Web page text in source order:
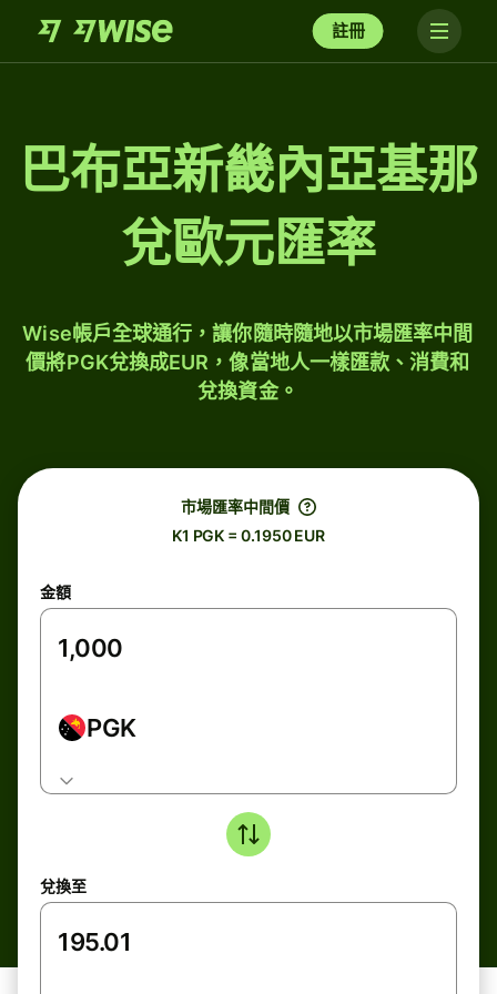
註冊
巴布亞新畿內亞基那
兌歐元匯率
Wise帳戶全球通行，讓你隨時隨地以市場匯率中間
價將PGK兌換成EUR，像當地人一樣匯款、消費和
兌換資金。
市場匯率中間價
K1 PGK = 0.1950 EUR
金額
PGK
兌換至